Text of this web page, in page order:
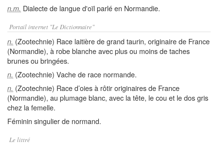
n.m. Dialecte de langue d'oïl parlé en Normandie.
Portail internet "Le Dictionnaire"
n. (Zootechnie) Race laitière de grand taurin, originaire de France
(Normandie), à robe blanche avec plus ou moins de taches
brunes ou bringées.
n. (Zootechnie) Vache de race normande.
n. (Zootechnie) Race d’oies à rôtir originaires de France
(Normandie), au plumage blanc, avec la tête, le cou et le dos gris
chez la femelle.
Féminin singulier de normand.
Le littré